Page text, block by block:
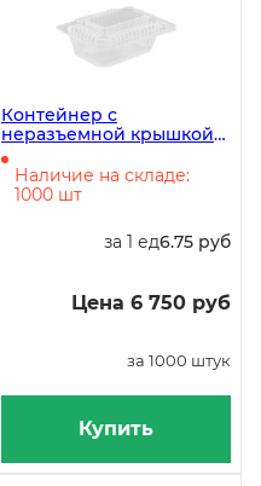
Контейнер с
неразъемной крышкой
РК-9, 240 мл, 118х89х43
мм, в упаковке 1000 штук
Наличие на складе:
1000 шт
за 1 ед6.75 руб
Цена 6 750 руб
за 1000 штук
Купить